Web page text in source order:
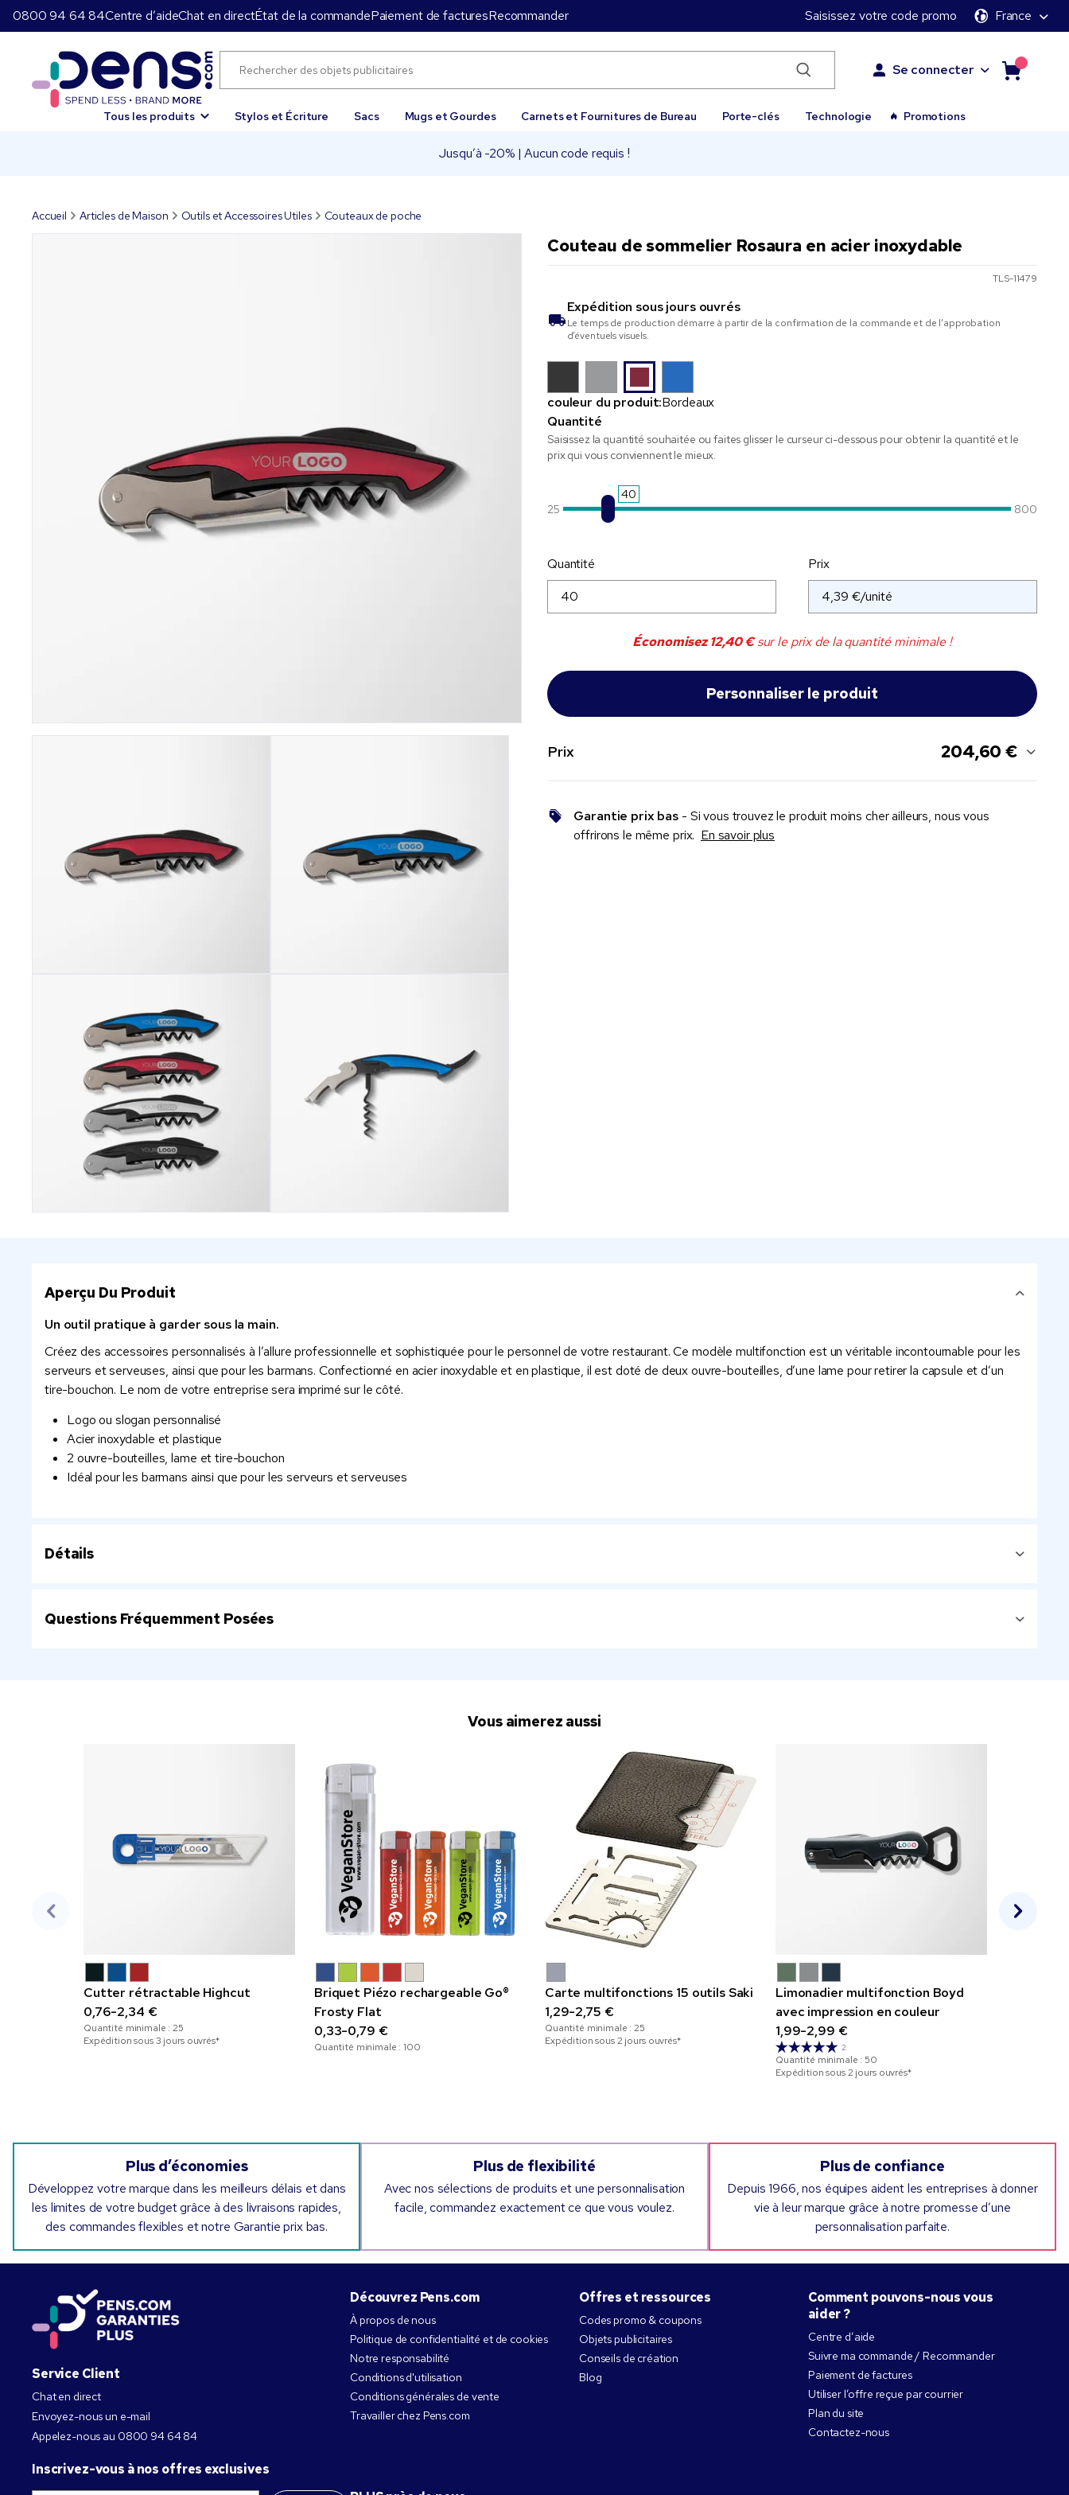
0800 94 64 84Centre d’aideChat en directÉtat de la commandePaiement de facturesRecommander Saisissez votre code promo France
Se connecter
Tous les produits Stylos et Écriture Sacs Mugs et Gourdes Carnets et Fournitures de Bureau Porte-clés Technologie Promotions
Jusqu’à -20% | Aucun code requis !
Accueil Articles de Maison Outils et Accessoires Utiles Couteaux de poche
Couteau de sommelier Rosaura en acier inoxydable
TLS-11479
Expédition sousjours ouvrés
Le temps de production démarre à partir de la confirmation de la commande et de l’approbation
d’éventuels visuels.
couleur du produit:Bordeaux
Quantité
Saisissez la quantité souhaitée ou faites glisser le curseur ci-dessous pour obtenir la quantité et le
prix qui vous conviennent le mieux.
40
25
800
Quantité Prix
Économisez12,40 €sur le prix de la quantité minimale !
Prix 204,60 €
Garantie prix bas - Si vous trouvez le produit moins cher ailleurs, nous vous
offrirons le même prix. En savoir plus
Aperçu Du Produit
Un outil pratique à garder sous la main.
Créez des accessoires personnalisés à l’allure professionnelle et sophistiquée pour le personnel de votre restaurant. Ce modèle multifonction est un véritable incontournable pour les
serveurs et serveuses, ainsi que pour les barmans. Confectionné en acier inoxydable et en plastique, il est doté de deux ouvre-bouteilles, d’une lame pour retirer la capsule et d’un
tire-bouchon. Le nom de votre entreprise sera imprimé sur le côté.
Logo ou slogan personnalisé
Acier inoxydable et plastique
2 ouvre-bouteilles, lame et tire-bouchon
Idéal pour les barmans ainsi que pour les serveurs et serveuses
Détails
Questions Fréquemment Posées
Vous aimerez aussi
Cutter rétractable Highcut
0,76-2,34 €
Quantité minimale :25
Expédition sous 3 jours ouvrés*
Briquet Piézo rechargeable Go®
Frosty Flat
0,33-0,79 €
Quantité minimale : 100
Carte multifonctions 15 outils Saki
1,29-2,75 €
Quantité minimale :25
Expédition sous 2 jours ouvrés*
Limonadier multifonction Boyd
avec impression en couleur
1,99-2,99 €
2
Quantité minimale :50
Expédition sous 2 jours ouvrés*
Plus d’économies
Développez votre marque dans les meilleurs délais et dans
les limites de votre budget grâce à des livraisons rapides,
des commandes flexibles et notre Garantie prix bas.
Plus de flexibilité
Avec nos sélections de produits et une personnalisation
facile, commandez exactement ce que vous voulez.
Plus de confiance
Depuis 1966, nos équipes aident les entreprises à donner
vie à leur marque grâce à notre promesse d’une
personnalisation parfaite.
Service Client
Chat en direct
Envoyez-nous un e-mail
Appelez-nous au 0800 94 64 84
Inscrivez-vous à nos offres exclusives
Découvrez Pens.com
À propos de nous
Politique de confidentialité et de cookies
Notre responsabilité
Conditions d'utilisation
Conditions générales de vente
Travailler chez Pens.com
Offres et ressources
Codes promo & coupons
Objets publicitaires
Conseils de création
Blog
Comment pouvons-nous vous
aider ?
Centre d’aide
Suivre ma commande / Recommander
Paiement de factures
Utiliser l’offre reçue par courrier
Plan du site
Contactez-nous